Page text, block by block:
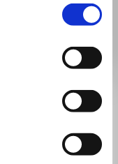
gut informiert.